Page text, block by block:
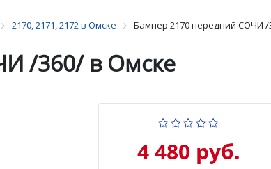
2170, 2171, 2172 в Омске Бампер 2170 передний СОЧИ /
/360/ в Омске
4 480 руб.